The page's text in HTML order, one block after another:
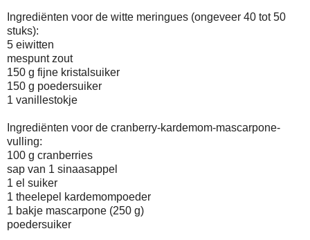
Ingrediënten voor de witte meringues (ongeveer 40 tot 50
stuks):
5 eiwitten
mespunt zout
150 g fijne kristalsuiker
150 g poedersuiker
1 vanillestokje
Ingrediënten voor de cranberry-kardemom-mascarpone-
vulling:
100 g cranberries
sap van 1 sinaasappel
1 el suiker
1 theelepel kardemompoeder
1 bakje mascarpone (250 g)
poedersuiker